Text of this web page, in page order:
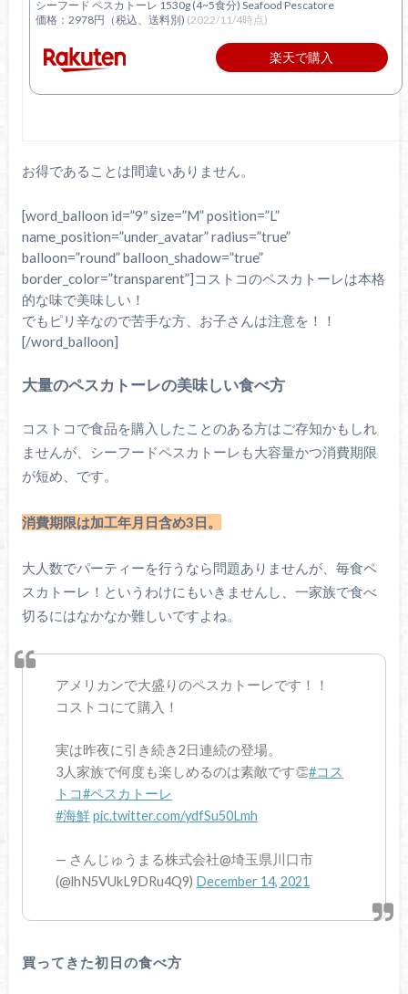
シーフード ペスカトーレ 1530g (4~5食分) Seafood Pescatore
価格：2978円（税込、送料別) (2022/11/4時点)
楽天で購入
お得であることは間違いありません。
[word_balloon id=”9″ size=”M” position=”L”
name_position=”under_avatar” radius=”true”
balloon=”round” balloon_shadow=”true”
border_color=”transparent”]コストコのペスカトーレは本格
的な味で美味しい！
でもピリ辛なので苦手な方、お子さんは注意を！！
[/word_balloon]
大量のペスカトーレの美味しい食べ方
コストコで食品を購入したことのある方はご存知かもしれ
ませんが、シーフードペスカトーレも大容量かつ消費期限
が短め、です。
消費期限は加工年月日含め3日。
大人数でパーティーを行うなら問題ありませんが、毎食ペ
スカトーレ！というわけにもいきませんし、一家族で食べ
切るにはなかなか難しいですよね。
アメリカンで大盛りのペスカトーレです！！
コストコにて購入！
実は昨夜に引き続き2日連続の登場。
3人家族で何度も楽しめるのは素敵です👏#コス
トコ#ペスカトーレ
#海鮮pic.twitter.com/ydfSu50Lmh
— さんじゅうまる株式会社@埼玉県川口市
(@lhN5VUkL9DRu4Q9) December 14, 2021
買ってきた初日の食べ方